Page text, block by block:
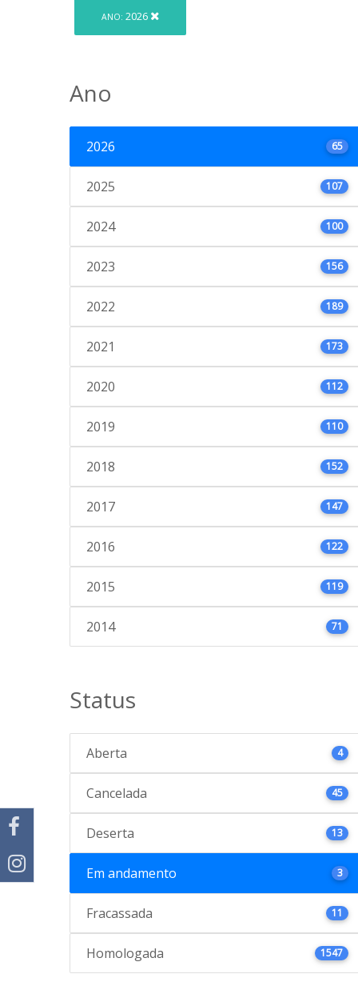
ANO: 2026
Ano
2026 65
2025 107
2024 100
2023 156
2022 189
2021 173
2020 112
2019 110
2018 152
2017 147
2016 122
2015 119
2014 71
Status
Aberta 4
Cancelada 45
Deserta 13
Em andamento 3
Fracassada 11
Homologada 1547